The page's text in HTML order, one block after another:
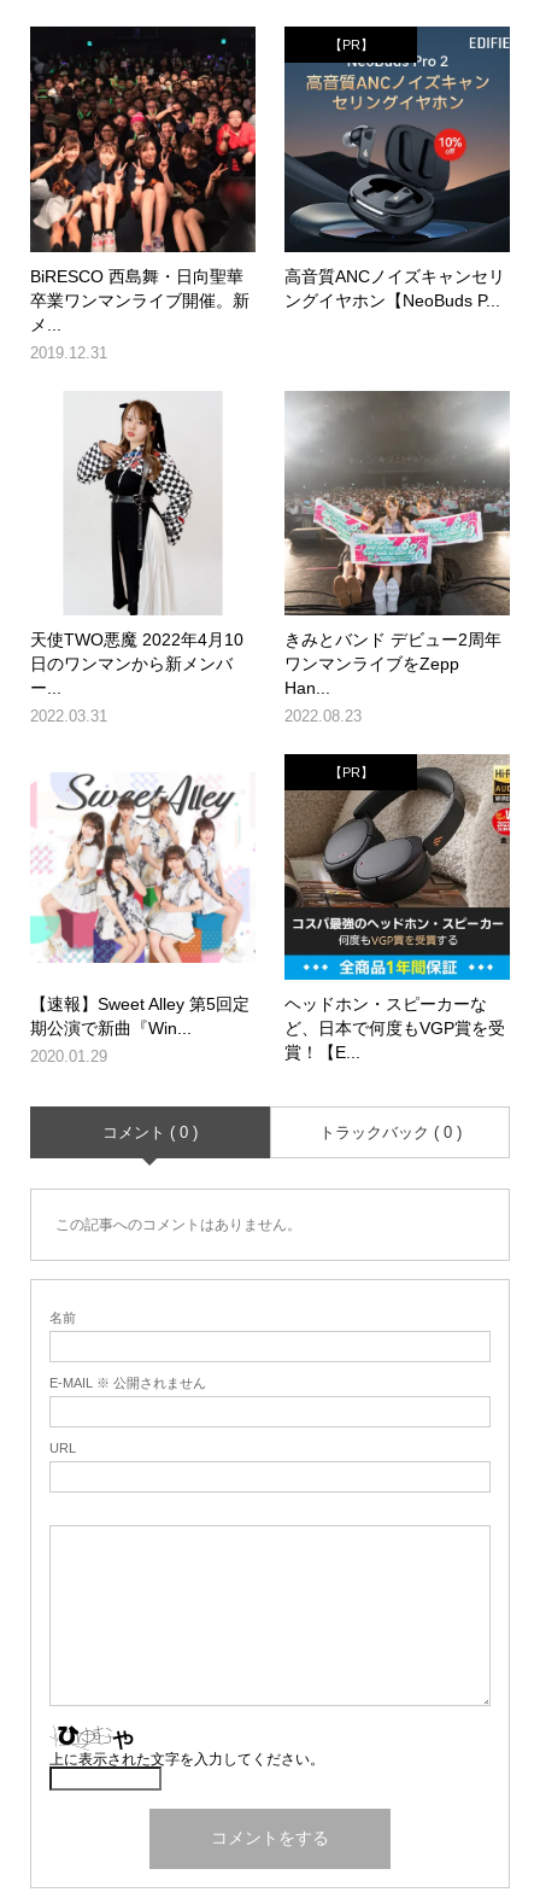
BiRESCO 西島舞・日向聖華
卒業ワンマンライブ開催。新
メ...
2019.12.31
【PR】
高音質ANCノイズキャンセリ
ングイヤホン【NeoBuds P...
天使TWO悪魔 2022年4月10
日のワンマンから新メンバ
ー...
2022.03.31
きみとバンド デビュー2周年
ワンマンライブをZepp
Han...
2022.08.23
【速報】Sweet Alley 第5回定
期公演で新曲『Win...
2020.01.29
【PR】
ヘッドホン・スピーカーな
ど、日本で何度もVGP賞を受
賞！【E...
コメント ( 0 ) トラックバック ( 0 )
この記事へのコメントはありません。
名前
E-MAIL ※ 公開されません
URL
上に表示された文字を入力してください。